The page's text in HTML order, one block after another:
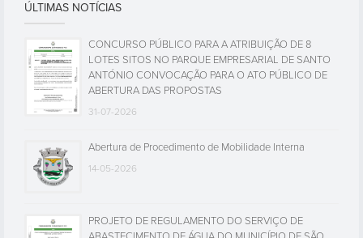
ÚLTIMAS NOTÍCIAS
CONCURSO PÚBLICO PARA A ATRIBUIÇÃO DE 8
LOTES SITOS NO PARQUE EMPRESARIAL DE SANTO
ANTÓNIO CONVOCAÇÃO PARA O ATO PÚBLICO DE
ABERTURA DAS PROPOSTAS
31-07-2026
Abertura de Procedimento de Mobilidade Interna
14-05-2026
PROJETO DE REGULAMENTO DO SERVIÇO DE